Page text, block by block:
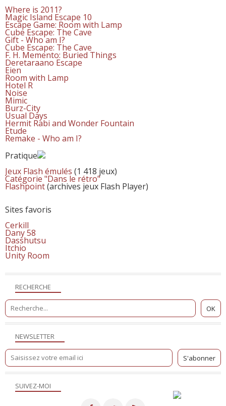
NEWSLETTER
SUIVEZ-MOI
RECHERCHE
Where is 2011?
Magic Island Escape 10
Escape Game: Room with Lamp
Cube Escape: The Cave
Gift - Who am I?
Cube Escape: The Cave
F. H. Memento: Buried Things
Deretaraano Escape
Eien
Room with Lamp
Hotel R
Noise
Mimic
Burz-City
Usual Days
Hermit Rabi and Wonder Fountain
Etude
Remake - Who am I?
Pratique
Jeux Flash émulés (1 418 jeux)
Catégorie "Dans le rétro"
Flashpoint(archives jeux Flash Player)
Sites favoris
Cerkill
Dany 58
Dasshutsu
Itchio
Unity Room